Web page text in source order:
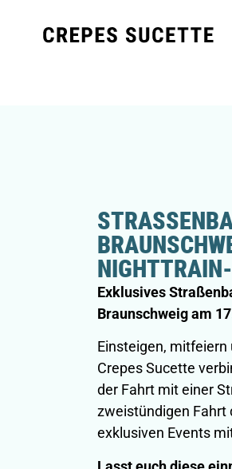
IGHTTRAIN-
Exklusives
Braunschweig am
Einsteigen,
Crepes Sucette
der Fahrt mit einer
zweistündigen Fahrt
exklusiven Events